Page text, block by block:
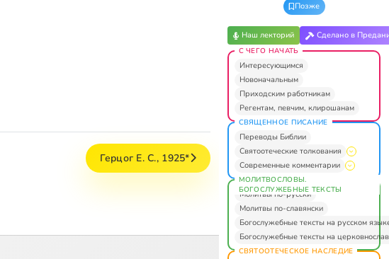
Герцог Е. С., 1925*
Позже
Наш лекторий Сделано в
С ЧЕГО НАЧАТЬ
Интересующимся
Новоначальным
Приходским работникам
Регентам, певчим, клирошанам
СВЯЩЕННОЕ ПИСАНИЕ
Переводы Библии
Святоотеческие толкования
Современные комментарии
МОЛИТВОСЛОВЫ.
БОГОСЛУЖЕБНЫЕ ТЕКСТЫ
Молитвы по-русски
Молитвы по-славянски
Богослужебные тексты на русском
Богослужебные тексты на
СВЯТООТЕЧЕСКОЕ НАСЛЕДИЕ